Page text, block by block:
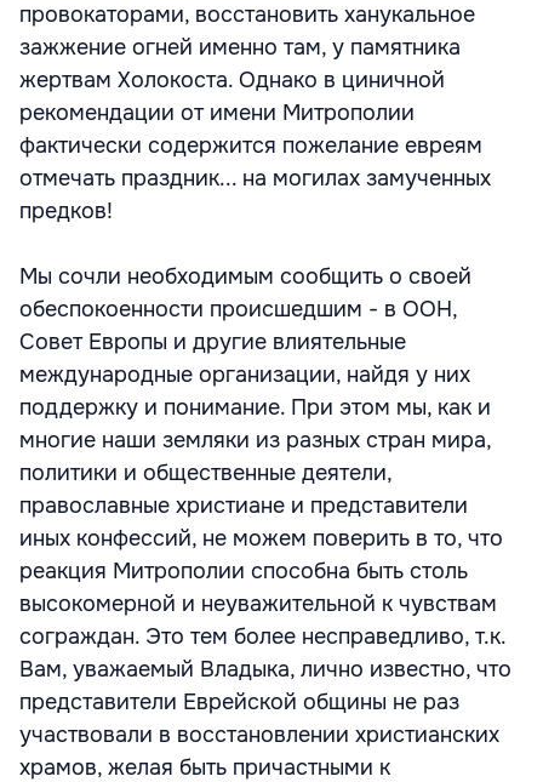
провокаторами, восстановить ханукальное
зажжение огней именно там, у памятника
жертвам Холокоста. Однако в циничной
рекомендации от имени Митрополии
фактически содержится пожелание евреям
отмечать праздник... на могилах замученных
предков!
Мы сочли необходимым сообщить о своей
обеспокоенности происшедшим - в ООН,
Совет Европы и другие влиятельные
международные организации, найдя у них
поддержку и понимание. При этом мы, как и
многие наши земляки из разных стран мира,
политики и общественные деятели,
православные христиане и представители
иных конфессий, не можем поверить в то, что
реакция Митрополии способна быть столь
высокомерной и неуважительной к чувствам
сограждан. Это тем более несправедливо, т.к.
Вам, уважаемый Владыка, лично известно, что
представители Еврейской общины не раз
участвовали в восстановлении христианских
храмов, желая быть причастными к